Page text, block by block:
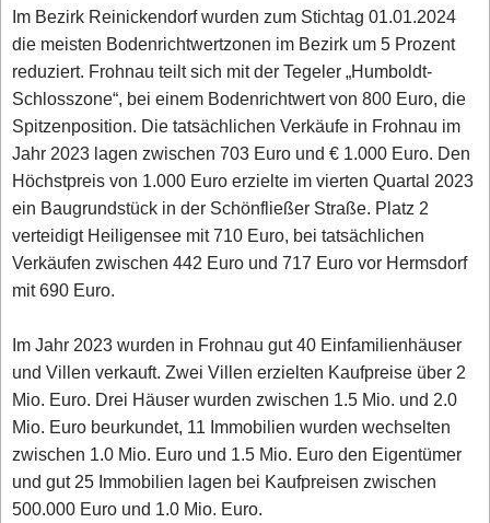
Im Bezirk Reinickendorf wurden zum Stichtag 01.01.2024
die meisten Bodenrichtwertzonen im Bezirk um 5 Prozent
reduziert. Frohnau teilt sich mit der Tegeler „Humboldt-
Schlosszone“, bei einem Bodenrichtwert von 800 Euro, die
Spitzenposition. Die tatsächlichen Verkäufe in Frohnau im
Jahr 2023 lagen zwischen 703 Euro und € 1.000 Euro. Den
Höchstpreis von 1.000 Euro erzielte im vierten Quartal 2023
ein Baugrundstück in der Schönfließer Straße. Platz 2
verteidigt Heiligensee mit 710 Euro, bei tatsächlichen
Verkäufen zwischen 442 Euro und 717 Euro vor Hermsdorf
mit 690 Euro.
Im Jahr 2023 wurden in Frohnau gut 40 Einfamilienhäuser
und Villen verkauft. Zwei Villen erzielten Kaufpreise über 2
Mio. Euro. Drei Häuser wurden zwischen 1.5 Mio. und 2.0
Mio. Euro beurkundet, 11 Immobilien wurden wechselten
zwischen 1.0 Mio. Euro und 1.5 Mio. Euro den Eigentümer
und gut 25 Immobilien lagen bei Kaufpreisen zwischen
500.000 Euro und 1.0 Mio. Euro.